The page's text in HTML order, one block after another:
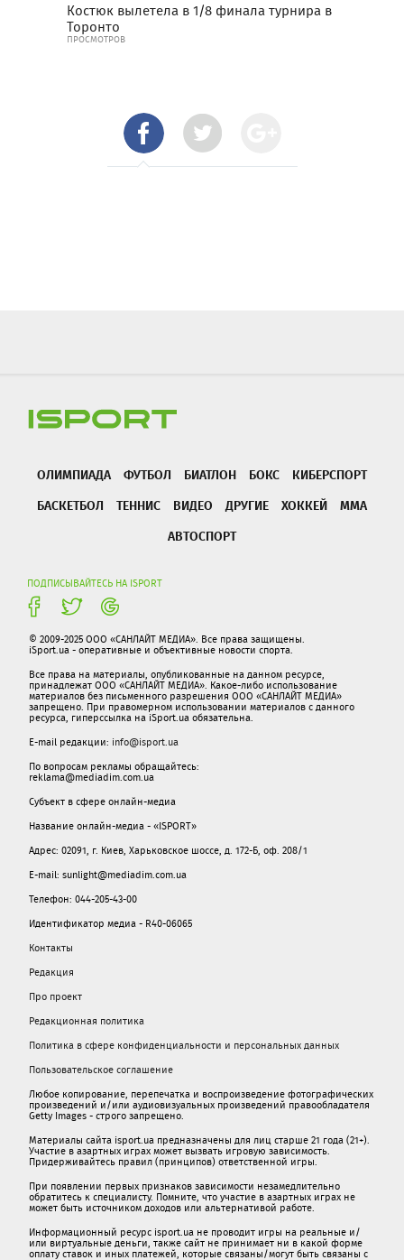
Костюк вылетела в 1/8 финала турнира в
Торонто
ПРОСМОТРОВ
ОЛИМПИАДА ФУТБОЛ БИАТЛОН БОКС
КИБЕРСПОРТ
БАСКЕТБОЛ
ТЕННИС ВИДЕО ДРУГИЕ ХОККЕЙ
ММА
АВТОСПОРТ
ПОДПИСЫВАЙТЕСЬ НА ISPORT
© 2009-2025 ООО «САНЛАЙТ МЕДИА». Все права защищены.
iSport.ua - оперативные и объективные новости спорта.
Все права на материалы, опубликованные на данном ресурсе,
принадлежат ООО «САНЛАЙТ МЕДИА». Какое-либо использование
материалов без письменного разрешения ООО «САНЛАЙТ МЕДИА»
запрещено. При правомерном использовании материалов с данного
ресурса, гиперссылка на iSport.ua обязательна.
E-mail редакции: info@isport.ua
По вопросам рекламы обращайтесь:
reklama@mediadim.com.ua
Субъект в сфере онлайн-медиа
Название онлайн-медиа - «ISPORT»
Адрес: 02091, г. Киев, Харьковское шоссе, д. 172-Б, оф. 208/1
E-mail: sunlight@mediadim.com.ua
Телефон: 044-205-43-00
Идентификатор медиа - R40-06065
Контакты
Редакция
Про проект
Редакционная политика
Политика в сфере конфиденциальности и персональных данных
Пользовательское соглашение
Любое копирование, перепечатка и воспроизведение фотографических
произведений и/или аудиовизуальных произведений правообладателя
Getty Images - строго запрещено.
Материалы сайта isport.ua предназначены для лиц старше 21 года (21+).
Участие в азартных играх может вызвать игровую зависимость.
Придерживайтесь правил (принципов) ответственной игры.
При появлении первых признаков зависимости незамедлительно
обратитесь к специалисту. Помните, что участие в азартных играх не
может быть источником доходов или альтернативой работе.
Информационный ресурс isport.ua не проводит игры на реальные и/
или виртуальные деньги, также сайт не принимает ни в какой форме
oплaту ставок и иных платежей, которые связаны/могут быть связаны c